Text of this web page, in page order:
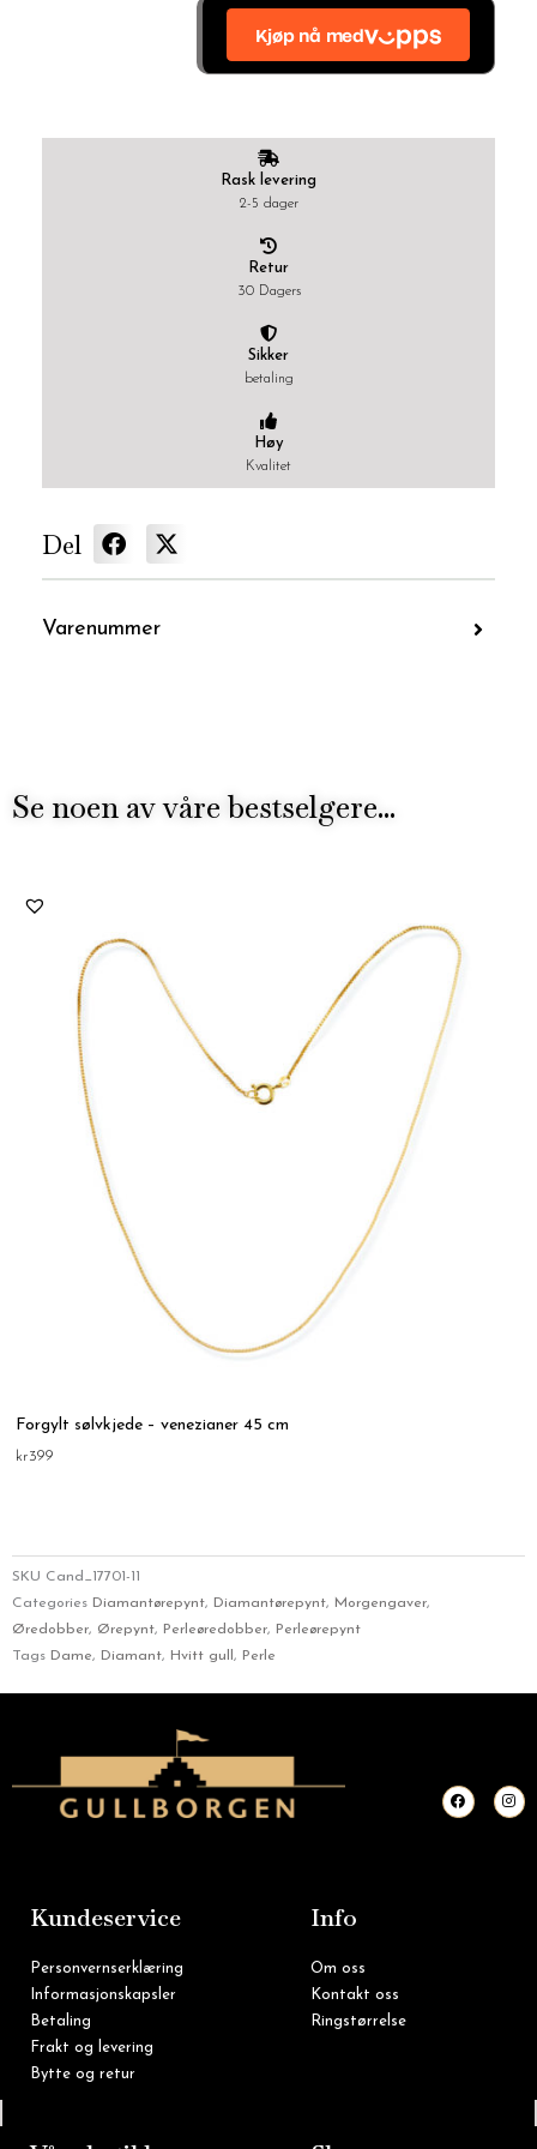
Rask levering
2-5 dager
Retur
30 Dagers
Sikker
betaling
Høy
Kvalitet
Del
Varenummer
Se noen av våre bestselgere...
Forgylt sølvkjede – venezianer 45 cm
kr399
SKU Cand_17701-11
Categories Diamantørepynt, Diamantørepynt, Morgengaver,
Øredobber, Ørepynt, Perleøredobber, Perleørepynt
Tags Dame, Diamant, Hvitt gull , Perle
F
a
c
I
n
s
Kundeservice
Personvernserklæring
Informasjonskapsler
Betaling
Frakt og levering
Bytte og retur
Info
Om oss
Kontakt oss
Ringstørrelse